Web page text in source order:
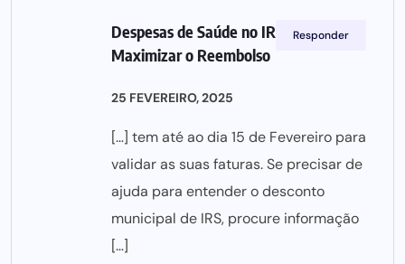
Despesas de Saúde no IRS: Declarar e
Maximizar o Reembolso
25 FEVEREIRO, 2025
[…] tem até ao dia 15 de Fevereiro para
validar as suas faturas. Se precisar de
ajuda para entender o desconto
municipal de IRS, procure informação
[…]
Responder